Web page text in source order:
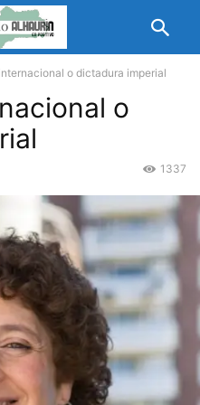
o dictadura imperial
o
1337